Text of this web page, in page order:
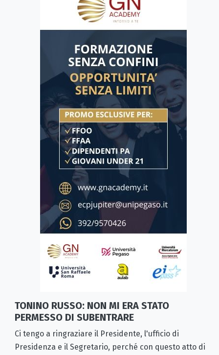
TONINO RUSSO: NON MI ERA STATO
PERMESSO DI SUBENTRARE
Ci tengo a ringraziare il Presidente, l'ufficio di
Presidenza e il Segretario, perché con questo atto di